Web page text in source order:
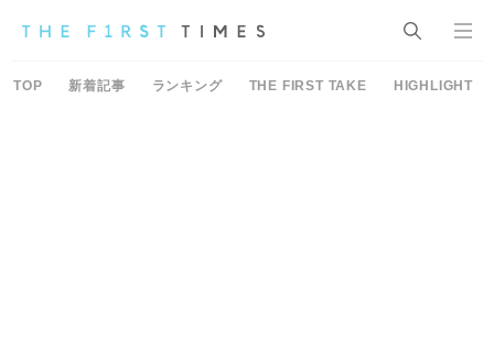
TOP 新着記事 ランキング THE FIRST TAKE HIGHLIGHT